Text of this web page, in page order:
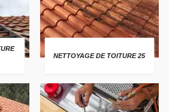
NETTOYAGE DE TOITURE 25